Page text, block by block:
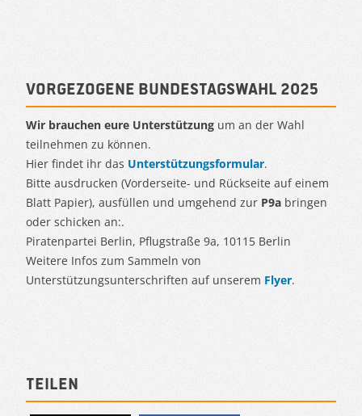
Vorgezogene Bundestagswahl 2025
Wir brauchen eure Unterstützung um an der Wahl
teilnehmen zu können.
Hier findet ihr das Unterstützungsformular.
Bitte ausdrucken (Vorderseite- und Rückseite auf einem
Blatt Papier), ausfüllen und umgehend zur P9a bringen
oder schicken an:.
Piratenpartei Berlin, Pflugstraße 9a, 10115 Berlin
Weitere Infos zum Sammeln von
Unterstützungsunterschriften auf unserem Flyer.
Teilen